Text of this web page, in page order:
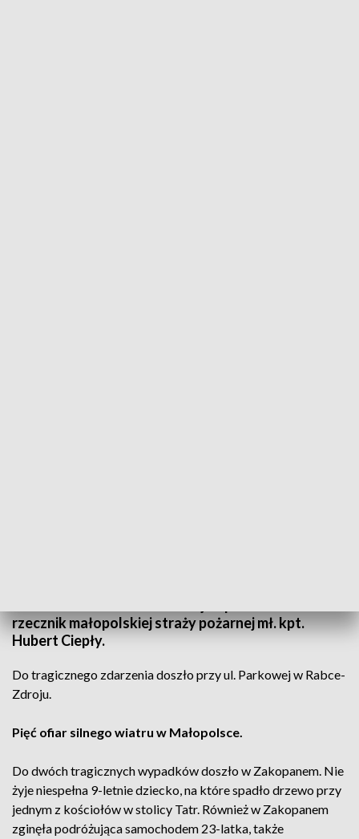
rzecznik małopolskiej straży pożarnej mł. kpt.
Hubert Ciepły.
Do tragicznego zdarzenia doszło przy ul. Parkowej w Rabce-
Zdroju.
Pięć ofiar silnego wiatru w Małopolsce.
Do dwóch tragicznych wypadków doszło w Zakopanem. Nie
żyje niespełna 9-letnie dziecko, na które spadło drzewo przy
jednym z kościołów w stolicy Tatr. Również w Zakopanem
zginęła podróżująca samochodem 23-latka, także